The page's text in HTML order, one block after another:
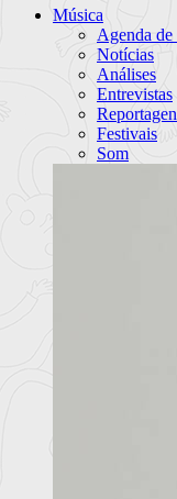
Música
Agenda de
Notícias
Análises
Entrevistas
Festivais
Som